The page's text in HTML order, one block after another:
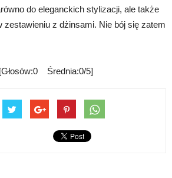
do eleganckich stylizacji, ale także
zestawieniu z dżinsami. Nie bój się zatem
[Głosów:0 Średnia:0/5]